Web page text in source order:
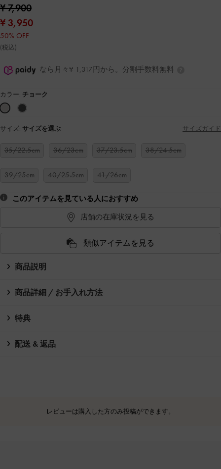
¥ 7,900
¥ 3,950
50% OFF
(税込)
なら月々¥ 1,317円から。分割手数料無料
カラー: チョーク
サイズ: サイズを選ぶ サイズガイド
35/22.5cm 36/23cm 37/23.5cm 38/24.5cm
39/25cm 40/25.5cm 41/26cm
このアイテムを見ている人におすすめ
店舗の在庫状況を見る
類似アイテムを見る
商品説明
商品詳細 / お手入れ方法
特典
配送 & 返品
レビューは購入した方のみ投稿ができます。